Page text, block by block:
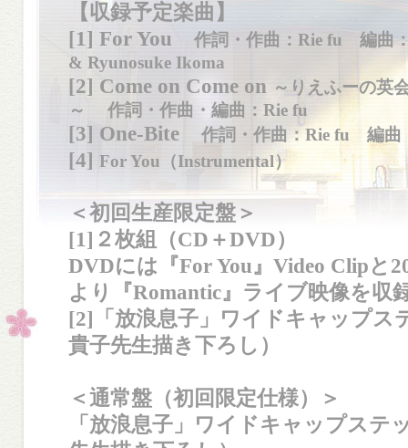
【収録予定楽曲】
[1] For You 作詞・作曲：Rie fu 編曲
& Ryunosuke Ikoma
[2] Come on Come on ～りえふーの英
～ 作詞・作曲・編曲：Rie fu
[3] One-Bite 作詞・作曲：Rie fu 編曲
[4] For You（Instrumental）
＜初回生産限定盤＞
[1]２枚組（CD＋DVD）
DVDには『For You』Video Clipと
より『Romantic』ライブ映像を収
[2]「放浪息子」ワイドキャップス
貴子先生描き下ろし）
＜通常盤（初回限定仕様）＞
「放浪息子」ワイドキャップステ